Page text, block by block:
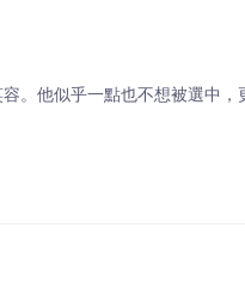
。他似乎一點也不想被選中，